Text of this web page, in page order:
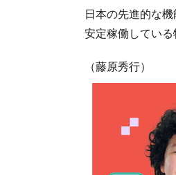
日本の先進的な
安定稼働している
（藤原秀行）